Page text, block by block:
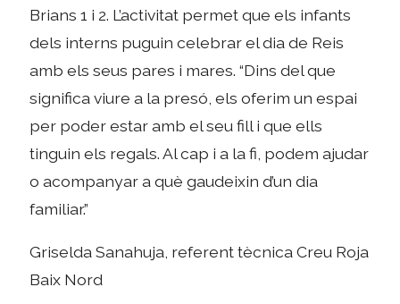
Brians 1 i 2. L’activitat permet que els infants
dels interns puguin celebrar el dia de Reis
amb els seus pares i mares. “Dins del que
significa viure a la presó, els oferim un espai
per poder estar amb el seu fill i que ells
tinguin els regals. Al cap i a la fi, podem ajudar
o acompanyar a què gaudeixin d’un dia
familiar.”
Griselda Sanahuja, referent tècnica Creu Roja
Baix Nord